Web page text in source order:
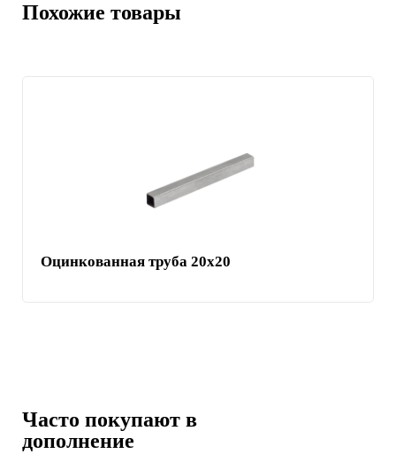
Похожие товары
Оцинкованная труба 20x20
Часто покупают в
дополнение